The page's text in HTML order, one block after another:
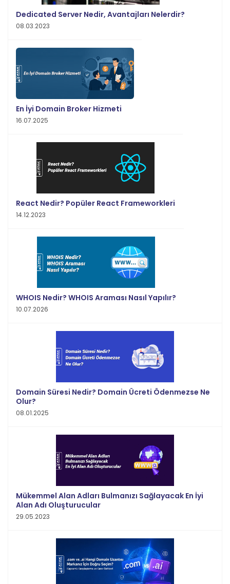
Dedicated Server Nedir, Avantajları Nelerdir?
08.03.2023
En İyi Domain Broker Hizmeti
16.07.2025
React Nedir? Popüler React Frameworkleri
14.12.2023
WHOIS Nedir? WHOIS Araması Nasıl Yapılır?
10.07.2026
Domain Süresi Nedir? Domain Ücreti Ödenmezse Ne
Olur?
08.01.2025
Mükemmel Alan Adları Bulmanızı Sağlayacak En İyi
Alan Adı Oluşturucular
29.05.2023